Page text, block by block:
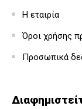
Η εταιρία
Όροι χρήσης
Προσωπικά